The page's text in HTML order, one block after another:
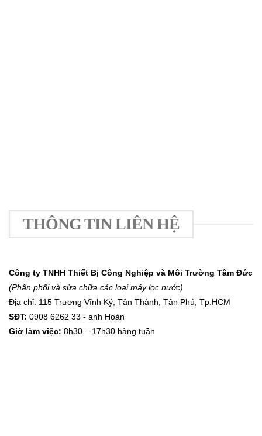
THÔNG TIN LIÊN HỆ
Công ty TNHH Thiết Bị Công Nghiệp và Môi Trường Tâm Đức
(Phân phối và sửa chữa các loại máy lọc nước)
Địa chỉ: 115 Trương Vĩnh Ký, Tân Thành, Tân Phú, Tp.HCM
SĐT: 0908 6262 33 - anh Hoàn
Giờ làm việc: 8h30 – 17h30 hàng tuần